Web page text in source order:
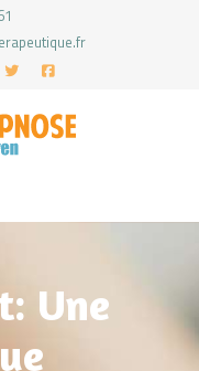
Une